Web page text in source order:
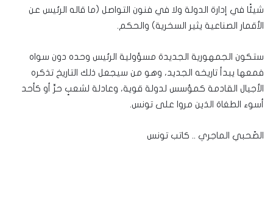
شيئًا في إدارة الدولة ولا في فنون التواصل (ما قاله الرئيس عن
الأقمار الصناعية يثير السخرية) والحكم.
ستكون الجمهورية الجديدة مسؤولية الرئيس وحده دون سواه
فمعها يبدأ تاريخه الجديد، وهو من سيجعل ذلك التاريخ تذكره
الأجيال القادمة كمؤسس لدولة قوية، وعادلة لشعبٍ حرٍّ أو كأحد
أسوء الطغاة الذين مروا على تونس.
الصّحبي الماجري .. كاتب تونس